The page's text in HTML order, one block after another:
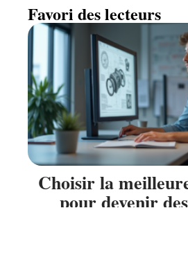
Favori des lecteurs
Choisir la
pour devenir